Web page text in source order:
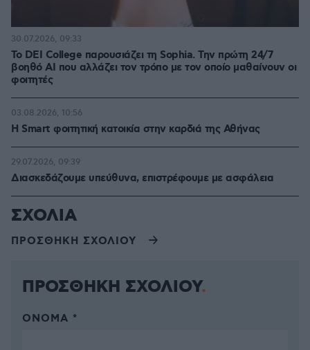
Το DEI College παρουσιάζει τη Sophia. Την πρώτη 24/7
βοηθό AI που αλλάζει τον τρόπο με τον οποίο μαθαίνουν οι
φοιτητές
30.07.2026, 09:33
Η Smart φοιτητική κατοικία στην καρδιά της Αθήνας
03.08.2026, 10:56
Διασκεδάζουμε υπεύθυνα, επιστρέφουμε με ασφάλεια
29.07.2026, 09:39
ΣΧΟΛΙΑ
ΠΡΟΣΘΗΚΗ ΣΧΟΛΙΟΥ
ΠΡΟΣΘΗΚΗ ΣΧΟΛΙΟΥ
ΌΝΟΜΑ *